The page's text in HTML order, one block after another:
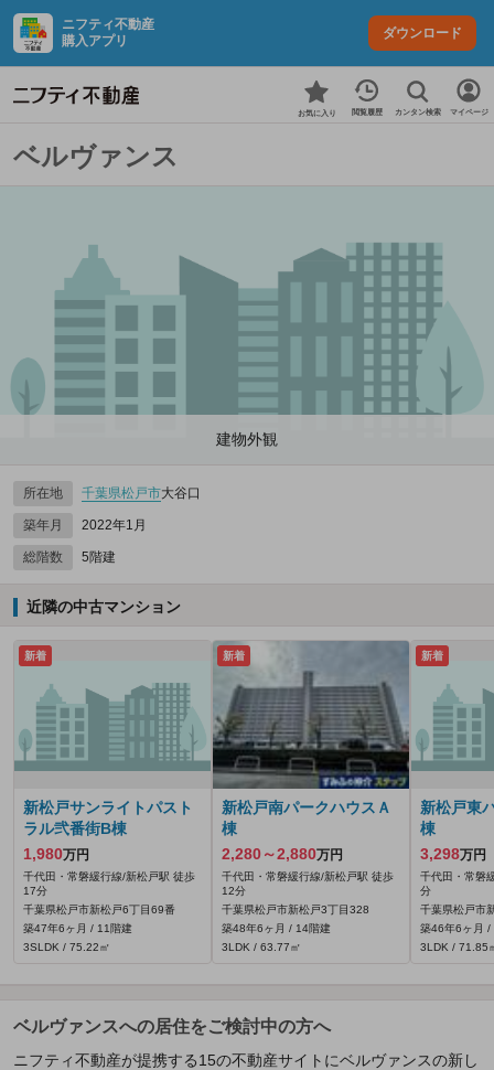
ニフティ不動産
購入アプリ
ダウンロード
お気に入り 閲覧履歴 カンタン検索 マイページ
ベルヴァンス
建物外観
所在地 千葉県松戸市大谷口
築年月 2022年1月
総階数 5階建
近隣の中古マンション
新着
新松戸サンライトパスト
ラル弐番街B棟
1,980万円
千代田・常磐緩行線/新松戸駅 徒歩
17分
千葉県松戸市新松戸6丁目69番
築47年6ヶ月 / 11階建
3SLDK / 75.22㎡
新着
新松戸南パークハウスＡ
棟
2,280～2,880万円
千代田・常磐緩行線/新松戸駅 徒歩
12分
千葉県松戸市新松戸3丁目328
築48年6ヶ月 / 14階建
3LDK / 63.77㎡
新着
新松戸東
棟
3,298万円
千代田・常磐
分
千葉県松戸市
築46年6ヶ月 /
3LDK / 71.85
ベルヴァンスへの居住をご検討中の方へ
ニフティ不動産が提携する15の不動産サイトにベルヴァンスの新し